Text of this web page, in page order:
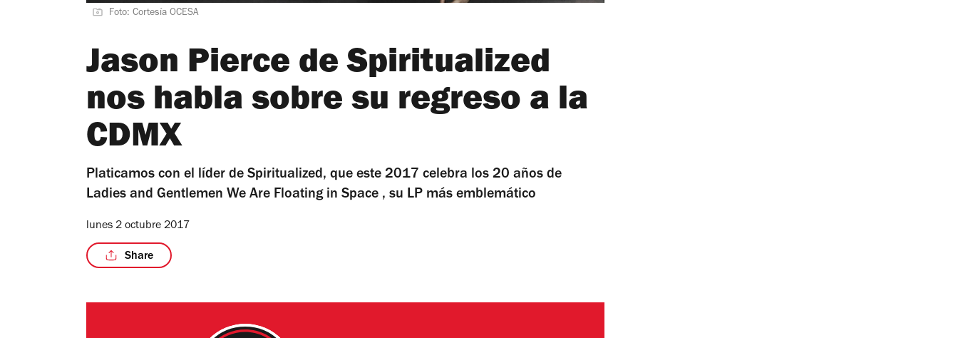
Foto: Cortesía OCESA
Jason Pierce de Spiritualized
nos habla sobre su regreso a la
CDMX
Platicamos con el líder de Spiritualized, que este 2017 celebra los 20 años de
Ladies and Gentlemen We Are Floating in Space , su LP más emblemático
lunes 2 octubre 2017
Share